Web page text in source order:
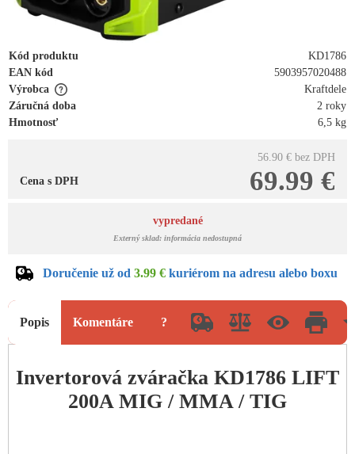
Kód produktu
KD1786
EAN kód
5903957020488
Výrobca
Kraftdele
Záručná doba
2 roky
Hmotnosť
6,5 kg
56.90 € bez DPH
69.99 €
Cena s DPH
vypredané
Externý sklad: informácia nedostupná
Doručenie už od 3.99 € kuriérom na adresu alebo boxu
Popis Komentáre ?
Invertorová zváračka KD1786 LIFT
200A MIG / MMA / TIG